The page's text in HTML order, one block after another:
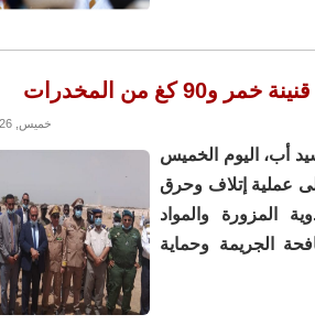
خميس, 04/06/2026 - 20:35
أب، اليوم الخميس
على عملية إتلاف وحرق
المزورة والمواد
الجريمة وحماية